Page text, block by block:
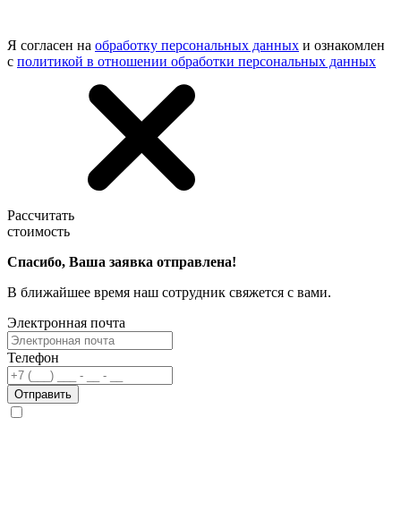
Я согласен на обработку персональных данных и ознакомлен
с политикой в отношении обработки персональных данных
Рассчитать
стоимость
Спасибо, Ваша заявка отправлена!
В ближайшее время наш сотрудник свяжется с вами.
Электронная почта
Телефон
Отправить